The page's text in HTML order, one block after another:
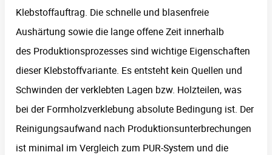
Klebstoffauftrag. Die schnelle und blasenfreie
Aushärtung sowie die lange offene Zeit innerhalb
des Produktionsprozesses sind wichtige Eigenschaften
dieser Klebstoffvariante. Es entsteht kein Quellen und
Schwinden der verklebten Lagen bzw. Holzteilen, was
bei der Formholzverklebung absolute Bedingung ist. Der
Reinigungsaufwand nach Produktionsunterbrechungen
ist minimal im Vergleich zum PUR-System und die